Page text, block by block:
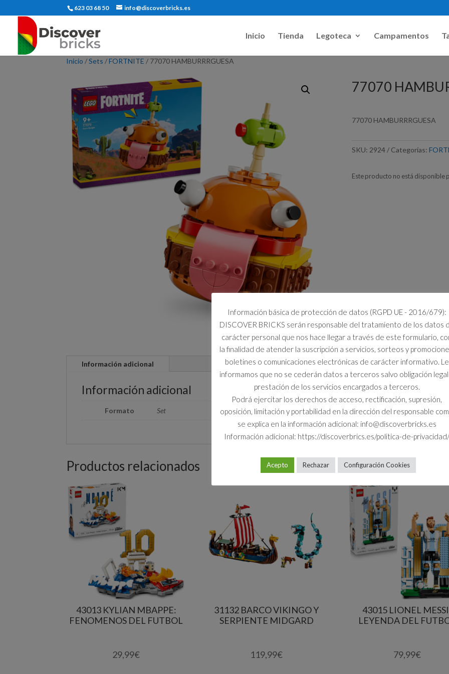
623 03 68 50 info@discoverbricks.es
Inicio Tienda Legoteca Campamentos
Inicio /Sets /FORTNITE / 77070 HAMBURRRGUESA
77070
77070 HAMBURRRGUESA
SKU: 2924 Categorías:
Este producto no está disponible
Información adicional
Información adicional
Formato Set
Productos relacionados
43013 KYLIAN MBAPPE:
FENOMENOS DEL FUTBOL
29,99€
31132 BARCO VIKINGO Y
SERPIENTE MIDGARD
119,99€
43015 LIONEL
LEYENDA DEL
79,99€
Información básica de protección de datos (RGPD UE - 2016/679):
DISCOVER BRICKS serán responsable del tratamiento de los datos
carácter personal que nos hace llegar a través de este formulario,
la finalidad de atender la suscripción a servicios, sorteos y
boletines o comunicaciones electrónicas de carácter informativo. Le
informamos que no se cederán datos a terceros salvo obligación
prestación de los servicios encargados a terceros.
Podrá ejercitar los derechos de acceso, rectificación, supresión,
oposición, limitación y portabilidad en la dirección del responsable
se explica en la información adicional: info@discoverbricks.es
Información adicional: https://discoverbrics.es/politica-de-privacidad/
Acepto Rechazar Configuración Cookies